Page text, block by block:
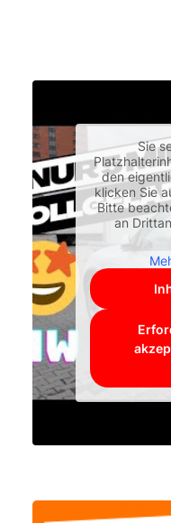
Sie
den
klicken Sie
Bitte
an